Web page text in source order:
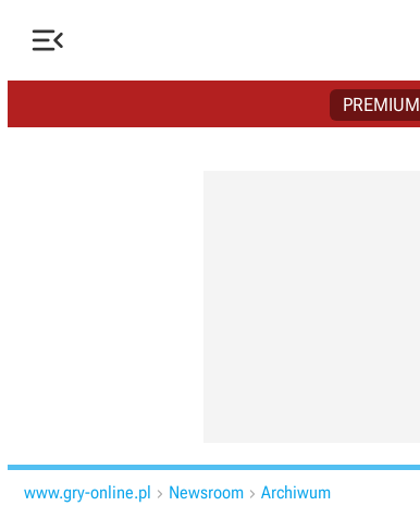

PREMIUM
www.gry-online.pl  Newsroom  Archiwum